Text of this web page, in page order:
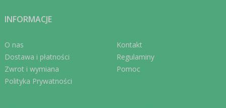
INFORMACJE
O nas
Dostawa i płatności
Zwrot i wymiana
Polityka Prywatności
Kontakt
Regulaminy
Pomoc